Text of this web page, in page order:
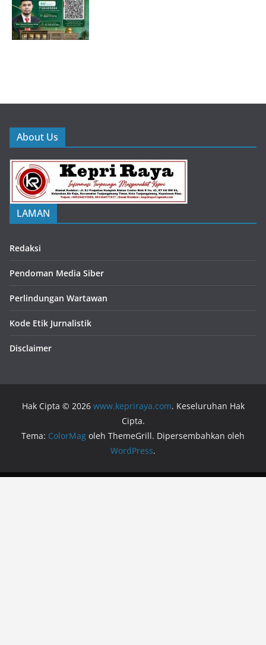
About Us
LAMAN
Redaksi
Pendoman Media Siber
Perlindungan Wartawan
Kode Etik Jurnalistik
Disclaimer
Hak Cipta © 2026 www.kepriraya.com. Keseluruhan Hak
Cipta.
Tema: ColorMag oleh ThemeGrill. Dipersembahkan oleh
WordPress.